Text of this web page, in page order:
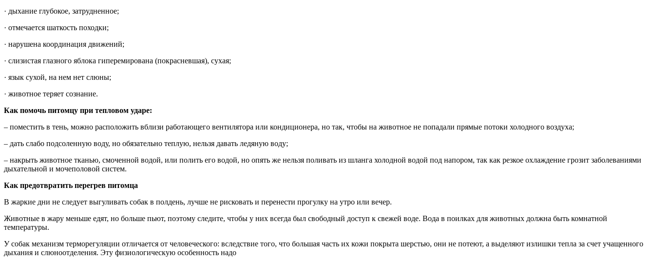
· дыхание глубокое, затрудненное;
· отмечается шаткость походки;
· нарушена координация движений;
· слизистая глазного яблока гиперемирована (покрасневшая), сухая;
· язык сухой, на нем нет слюны;
· животное теряет сознание.
Как помочь питомцу при тепловом ударе:
– поместить в тень, можно расположить вблизи работающего вентилятора или кондиционера, но так, чтобы на животное не попадали прямые потоки холодного воздуха;
– дать слабо подсоленную воду, но обязательно теплую, нельзя давать ледяную воду;
– накрыть животное тканью, смоченной водой, или полить его водой, но опять же нельзя поливать из шланга холодной водой под напором, так как резкое охлаждение грозит заболеваниями
дыхательной и мочеполовой систем.
Как предотвратить перегрев питомца
В жаркие дни не следует выгуливать собак в полдень, лучше не рисковать и перенести прогулку на утро или вечер.
Животные в жару меньше едят, но больше пьют, поэтому следите, чтобы у них всегда был свободный доступ к свежей воде. Вода в поилках для животных должна быть комнатной
температуры.
У собак механизм терморегуляции отличается от человеческого: вследствие того, что большая часть их кожи покрыта шерстью, они не потеют, а выделяют излишки тепла за счет учащенного
дыхания и слюноотделения. Эту физиологическую особенность надо